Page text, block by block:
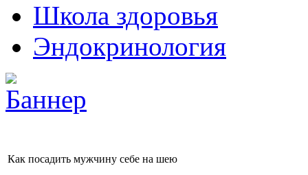
Школа здоровья
Эндокринология
Как посадить мужчину себе на шею